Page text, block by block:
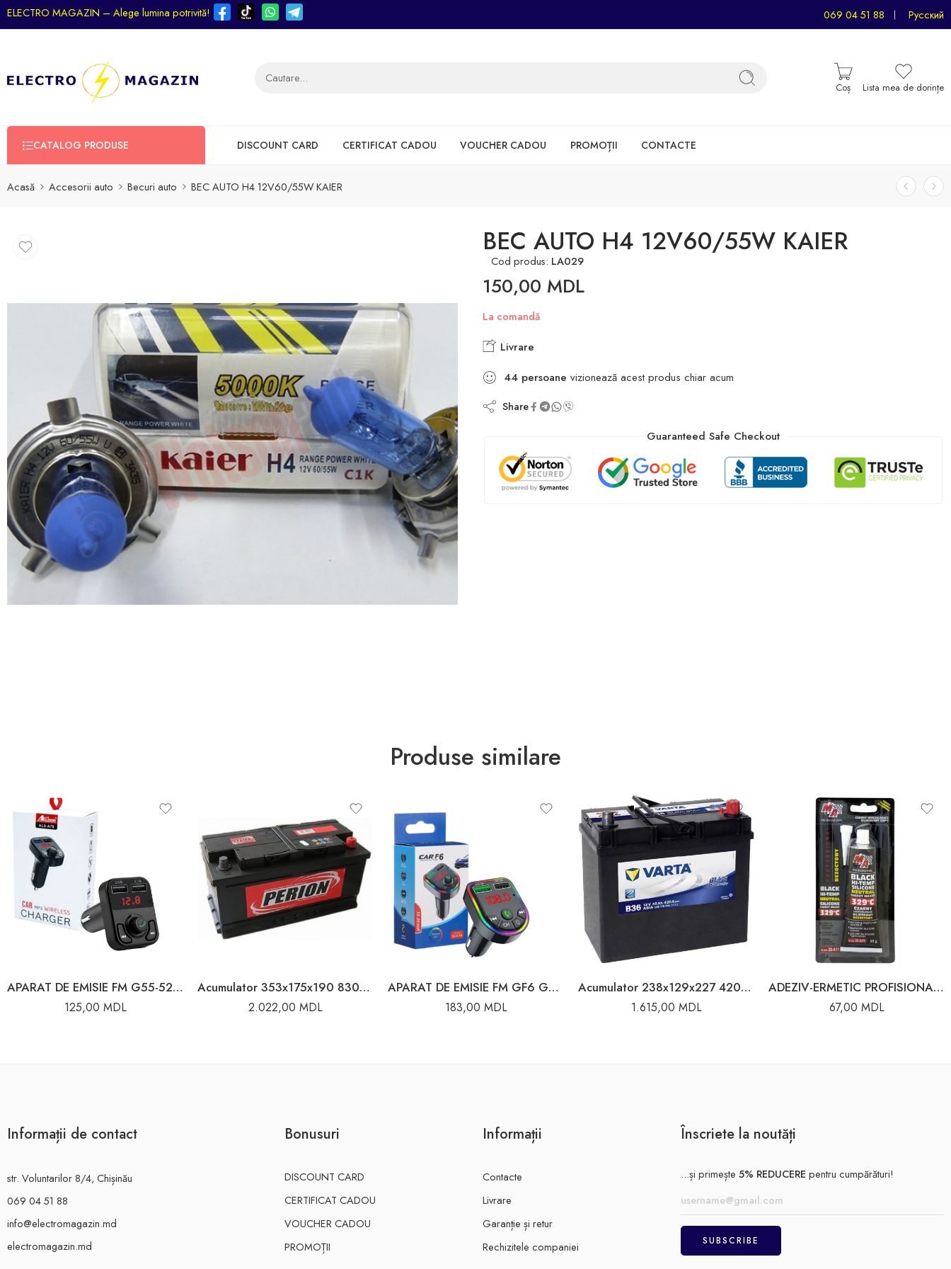
ELECTRO MAGAZIN – Alege lumina potrivită! 069 04 51 88 Русский
Coș Lista mea de dorințe
CATALOG PRODUSE DISCOUNT CARD CERTIFICAT CADOU VOUCHER CADOU PROMOȚII CONTACTE
Acasă Accesorii auto Becuri auto BEC AUTO H4 12V60/55W KAIER
BEC AUTO H4 12V60/55W KAIER
Cod produs: LA029
150,00 MDL
La comandă
Livrare
44 persoane vizionează acest produs chiar acum
Share
Guaranteed Safe Checkout
Produse similare
APARAT DE EMISIE FM G55-52/A78
125,00 MDL
Acumulator 353x175x190 830A 100Ah Perion
2.022,00 MDL
APARAT DE EMISIE FM GF6 G57-6
183,00 MDL
Acumulator 238x129x227 420A 48Ah Varta
1.615,00 MDL
ADEZIV-ERMETIC PROFISIONAL GERMETIC HI-TEMP 85G
67,00 MDL
Informații de contact
str. Voluntarilor 8/4, Chișinău
069 04 51 88
info@electromagazin.md
electromagazin.md
Bonusuri
DISCOUNT CARD
CERTIFICAT CADOU
VOUCHER CADOU
PROMOȚII
Informații
Contacte
Livrare
Garanție și retur
Rechizitele companiei
Înscriete la noutăți
...și primește 5% REDUCERE pentru cumpărături!